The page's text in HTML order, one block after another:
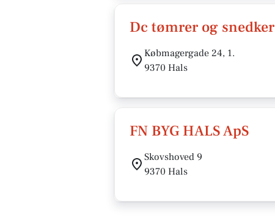
Dc tømrer og snedker
Købmagergade 24, 1.
9370 Hals
FN BYG HALS ApS
Skovshoved 9
9370 Hals